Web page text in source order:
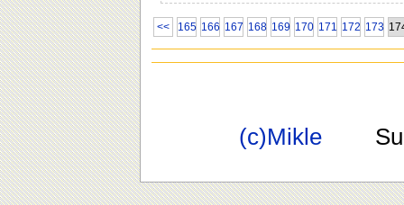
<< 165 166 167 168 169 170 171 172 173
(c)Mikle